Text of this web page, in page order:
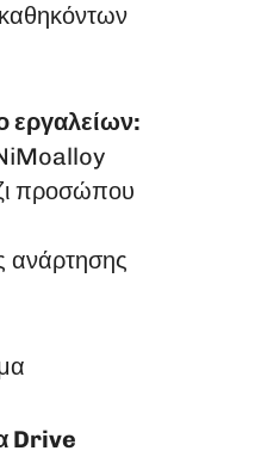
εργαλείων:
προσώπου
ανάρτησης
Drive